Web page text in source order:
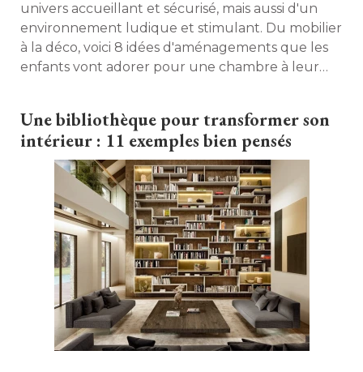
univers accueillant et sécurisé, mais aussi d'un
environnement ludique et stimulant. Du mobilier
à la déco, voici 8 idées d'aménagements que les
enfants vont adorer pour une chambre à leur
Une bibliothèque pour transformer son
intérieur : 11 exemples bien pensés